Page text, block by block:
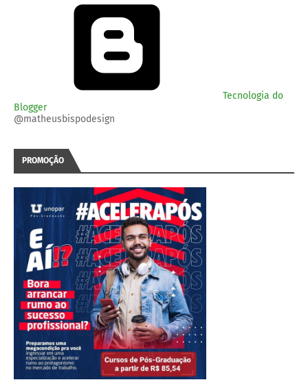
Tecnologia do
Blogger
@matheusbispodesign
PROMOÇÃO